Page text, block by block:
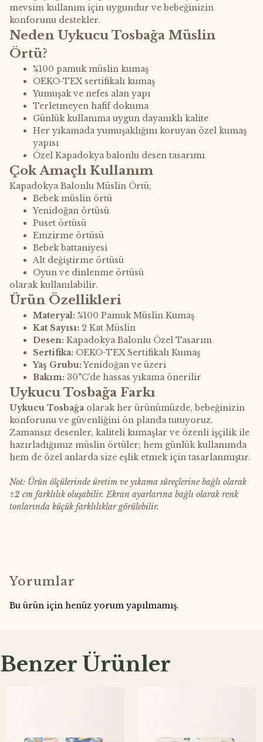
mevsim kullanım için uygundur ve bebeğinizin
konforunu destekler.
Neden Uykucu Tosbağa Müslin
Örtü?
%100 pamuk müslin kumaş
OEKO-TEX sertifikalı kumaş
Yumuşak ve nefes alan yapı
Terletmeyen hafif dokuma
Günlük kullanıma uygun dayanıklı kalite
Her yıkamada yumuşaklığını koruyan özel kumaş
yapısı
Özel Kapadokya balonlu desen tasarımı
Çok Amaçlı Kullanım
Kapadokya Balonlu Müslin Örtü;
Bebek müslin örtü
Yenidoğan örtüsü
Puset örtüsü
Emzirme örtüsü
Bebek battaniyesi
Alt değiştirme örtüsü
Oyun ve dinlenme örtüsü
olarak kullanılabilir.
Ürün Özellikleri
Materyal: %100 Pamuk Müslin Kumaş
Kat Sayısı: 2 Kat Müslin
Desen: Kapadokya Balonlu Özel Tasarım
Sertifika: OEKO-TEX Sertifikalı Kumaş
Yaş Grubu:Yenidoğan ve üzeri
Bakım: 30°C'de hassas yıkama önerilir
Uykucu Tosbağa Farkı
Uykucu Tosbağa olarak her ürünümüzde, bebeğinizin
konforunu ve güvenliğini ön planda tutuyoruz.
Zamansız desenler, kaliteli kumaşlar ve özenli işçilik ile
hazırladığımız müslin örtüler; hem günlük kullanımda
hem de özel anlarda size eşlik etmek için tasarlanmıştır.
Not: Ürün ölçülerinde üretim ve yıkama süreçlerine bağlı olarak
±2 cm farklılık oluşabilir. Ekran ayarlarına bağlı olarak renk
tonlarında küçük farklılıklar görülebilir.
Yorumlar
Bu ürün için henüz yorum yapılmamış.
Benzer Ürünler